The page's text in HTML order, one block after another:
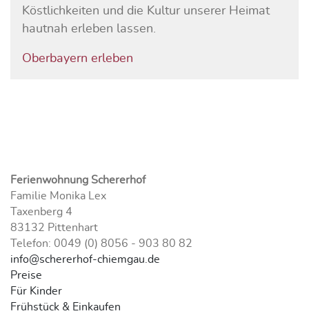
Köstlichkeiten und die Kultur unserer Heimat
hautnah erleben lassen.
Oberbayern erleben
Ferienwohnung Schererhof
Familie Monika Lex
Taxenberg 4
83132 Pittenhart
Telefon: 0049 (0) 8056 - 903 80 82
info@schererhof-chiemgau.de
Preise
Für Kinder
Frühstück & Einkaufen